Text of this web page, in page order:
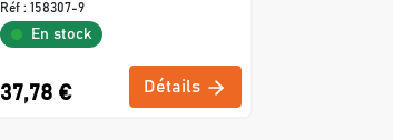
Réf : 158307-9
En stock
37,78 € Détails